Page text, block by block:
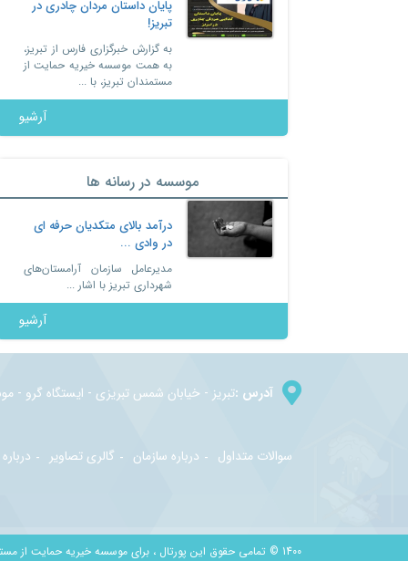
پایان داستان
به گزارش خبرگزاری
به همت موسسه
مستمندان تبریز، با ...
لبخند دوباره آسیب دیدگان از
اعتیاد در کمپ رهایی کو ...
آرشیو
موسسه در رسانه ها
درآمد بالای متکدیان حرفه ای
در وادی ...
مدیرعامل سازمان آرامستان‌های
شهرداری تبریز با اشار ...
آرشیو
آدرس :تبريز - خيابان شمس تبريزي - ايستگاه گرو -
سوالات متداول درباره سازمان گالری تصاویر
1400 © تمامی حقوق این پورتال ، برای موسسه خیریه حمایت از مستمندان تبریز محفوظ می باشد.